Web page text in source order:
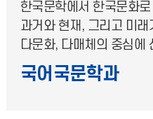
한국문학에서 한국문화로
과거와 현재, 그리고 미래
다문화, 다매체의 중심에
국어국문학과